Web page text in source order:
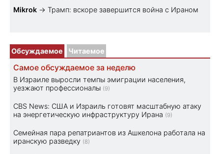
Mikrok → Трамп: вскоре завершится война с Ираном
Обсуждаемое Читаемое
Самое обсуждаемое за неделю
В Израиле выросли темпы эмиграции населения,
уезжают профессионалы (9)
CBS News: США и Израиль готовят масштабную атаку
на энергетическую инфраструктуру Ирана (9)
Семейная пара репатриантов из Ашкелона работала на
иранскую разведку (8)